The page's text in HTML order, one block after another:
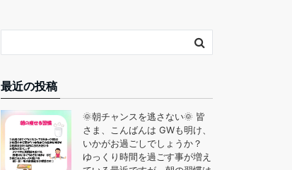
最近の投稿
🌞朝チャンスを逃さない🌞 皆
さま、こんばんは GWも明け、
いかがお過ごしでしょうか？
ゆっくり時間を過ごす事が増え